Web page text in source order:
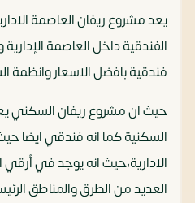
يعد مشروع ريفان العاصمة
الفندقية داخل العاصمة
فندقية بافضل الاسعار وانظمة
حيث ان مشروع ريفان السكني
السكنية كما انه فندقي ايضا
الادارية،حيث انه يوجد في
العديد من الطرق والمناطق